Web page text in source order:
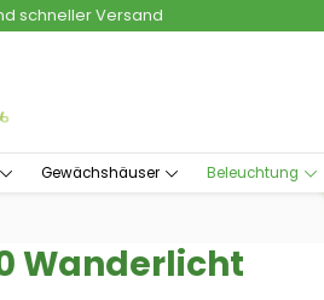
schneller Versand
Gewächshäuser Beleuchtung
Wanderlicht